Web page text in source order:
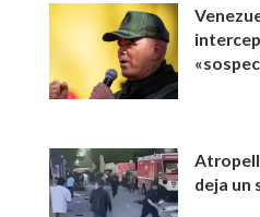
deja un